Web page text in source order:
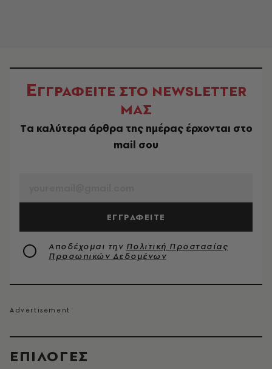
EΠΙΛΟΓΈΣ
ΕΓΓΡΑΦΕΙΤΕ ΣΤΟ NEWSLETTER
ΜΑΣ
Tα καλύτερα άρθρα της ημέρας έρχονται στο
mail σου
ΕΓΓΡΑΦΕΙΤΕ
Αποδέχομαι την Πολιτική Προστασίας
Προσωπικών Δεδομένων